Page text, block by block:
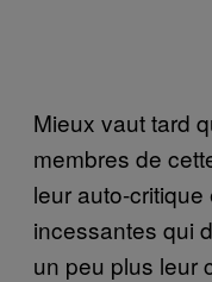
Mieux vaut tard
membres de
leur auto-
incessantes qui
un peu plus leur